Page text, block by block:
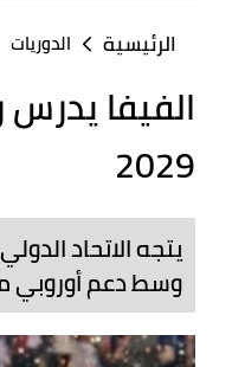
الرئيسية الدوريات
2029
يتجه الاتحاد
وسط دعم أوروبي